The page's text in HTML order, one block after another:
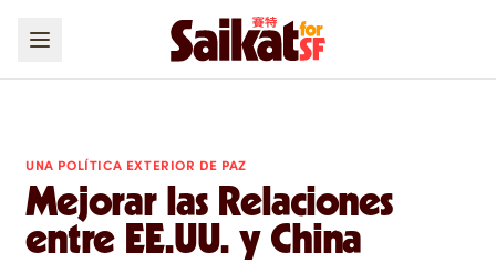
UNA POLÍTICA EXTERIOR DE PAZ
Mejorar las Relaciones
entre EE.UU. y China